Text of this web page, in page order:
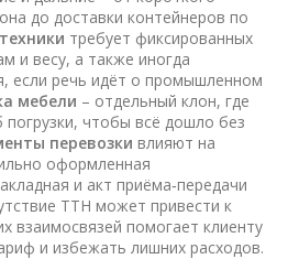
до доставки контейнеров по
требует фиксированных
и весу, а также иногда
если речь идёт о промышленном
мебели – отдельный клон, где
погрузки, чтобы всё дошло без
перевозки влияют на
оформленная
и акт приёма‑передачи
ТТН может привести к
взаимосвязей помогает клиенту
и избежать лишних расходов.